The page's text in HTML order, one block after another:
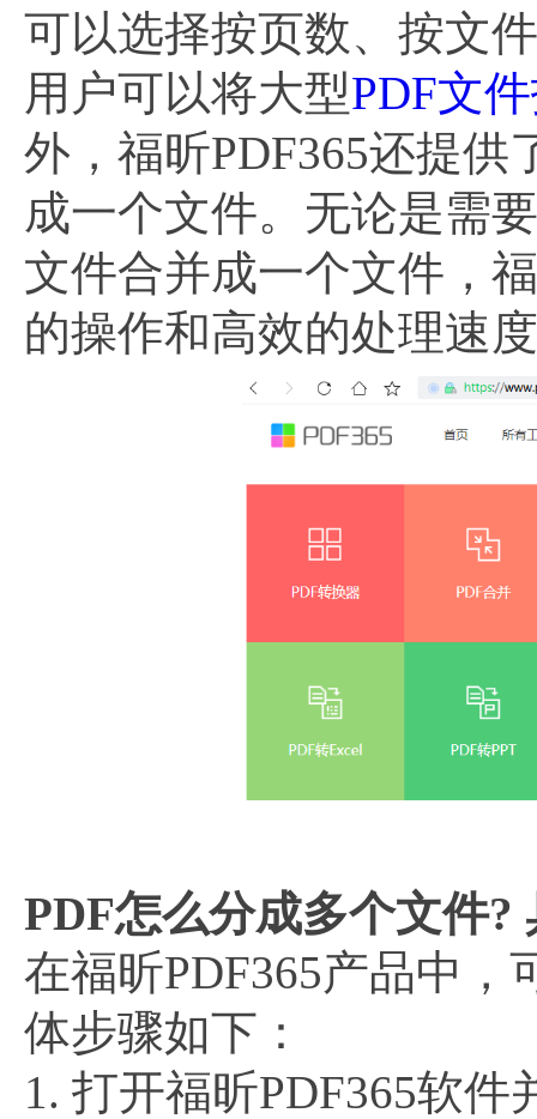
可以选择按页数、按文
用户可以将大型PDF文
外，福昕PDF365还提供
成一个文件。无论是需
文件合并成一个文件，
的操作和高效的处理速
PDF怎么分成多个文件?
在福昕PDF365产品中，
体步骤如下：
1. 打开福昕PDF365软